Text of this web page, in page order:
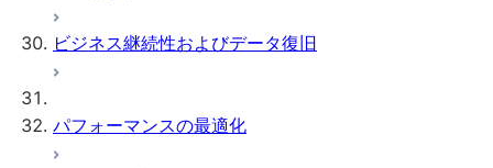
ビジネス継続性およびデータ復旧
パフォーマンスの最適化